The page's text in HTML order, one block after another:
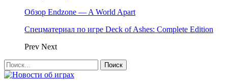
Обзор Endzone — A World Apart
Спецматериал по игре Deck of Ashes: Complete Edition
Prev Next